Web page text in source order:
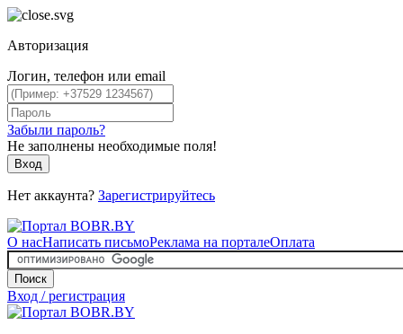
Авторизация
Логин, телефон или email
Забыли пароль?
Не заполнены необходимые поля!
Вход
Нет аккаунта? Зарегистрируйтесь
О насНаписать письмоРеклама на порталеОплата
Поиск
Вход / регистрация